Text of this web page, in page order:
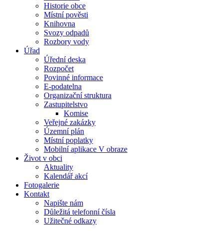
Historie obce
Místní pověsti
Knihovna
Svozy odpadů
Rozbory vody
Úřad
Úřední deska
Rozpočet
Povinné informace
E-podatelna
Organizační struktura
Zastupitelstvo
Komise
Veřejné zakázky
Územní plán
Místní poplatky
Mobilní aplikace V obraze
Život v obci
Aktuality
Kalendář akcí
Fotogalerie
Kontakt
Napište nám
Důležitá telefonní čísla
Užitečné odkazy